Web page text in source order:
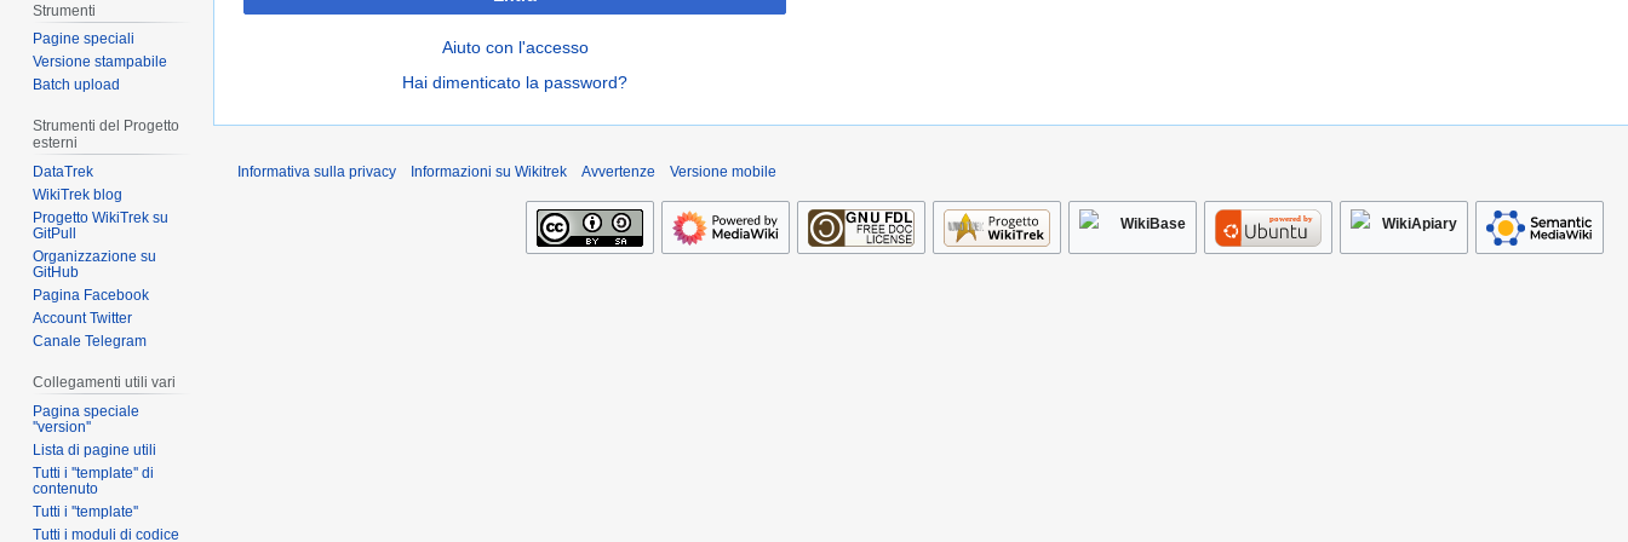
Aiuto con l'accesso
Hai dimenticato la password?
Strumenti
Pagine speciali
Versione stampabile
Batch upload
Strumenti del Progetto
esterni
DataTrek
WikiTrek blog
Progetto WikiTrek su
GitPull
Organizzazione su
GitHub
Pagina Facebook
Account Twitter
Canale Telegram
Collegamenti utili vari
Pagina speciale
''version''
Lista di pagine utili
Tutti i ''template'' di
contenuto
Tutti i ''template''
Tutti i moduli di codice
Informativa sulla privacy Informazioni su Wikitrek Avvertenze Versione mobile